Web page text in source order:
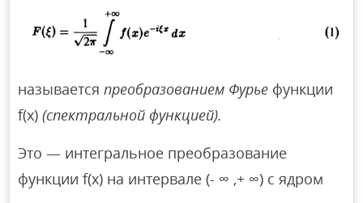
называется преобразованием Фурье функции
f(x)(спектральной функцией).
Это — интегральное преобразование
функции f(x) на интервале (- ∞ ,+ ∞) с ядром